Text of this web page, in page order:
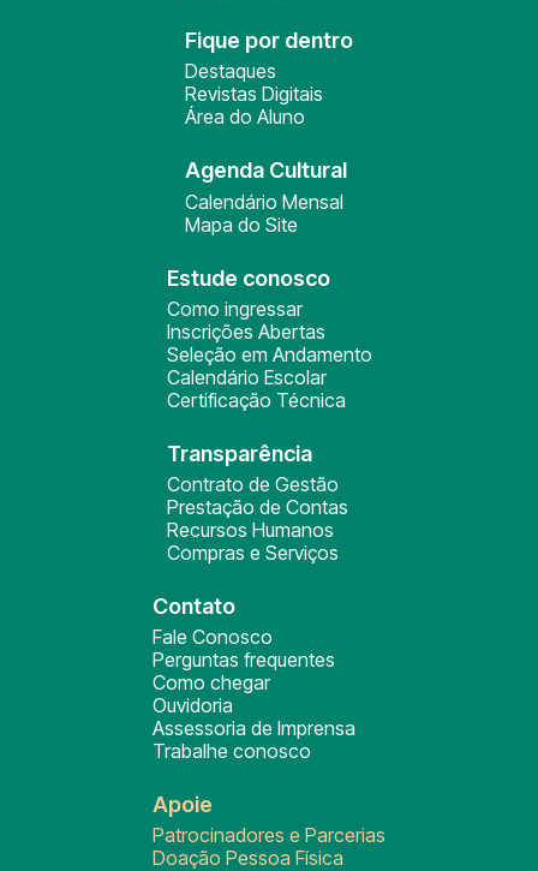
Fique por dentro
Destaques
Revistas Digitais
Área do Aluno
Agenda Cultural
Calendário Mensal
Mapa do Site
Estude conosco
Como ingressar
Inscrições Abertas
Seleção em Andamento
Calendário Escolar
Certificação Técnica
Transparência
Contrato de Gestão
Prestação de Contas
Recursos Humanos
Compras e Serviços
Contato
Fale Conosco
Perguntas frequentes
Como chegar
Ouvidoria
Assessoria de Imprensa
Trabalhe conosco
Apoie
Patrocinadores e Parcerias
Doação Pessoa Física